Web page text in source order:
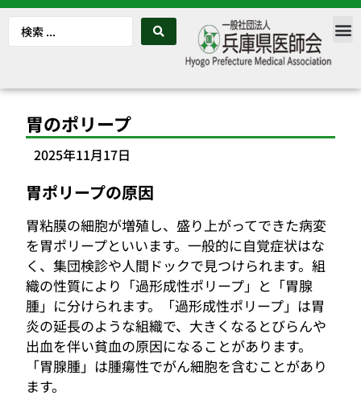
胃のポリープ
2025年11月17日
胃ポリープの原因
胃粘膜の細胞が増殖し、盛り上がってできた病変
を胃ポリープといいます。一般的に自覚症状はな
く、集団検診や人間ドックで見つけられます。組
織の性質により「過形成性ポリープ」と「胃腺
腫」に分けられます。「過形成性ポリープ」は胃
炎の延長のような組織で、大きくなるとびらんや
出血を伴い貧血の原因になることがあります。
「胃腺腫」は腫瘍性でがん細胞を含むことがあり
ます。